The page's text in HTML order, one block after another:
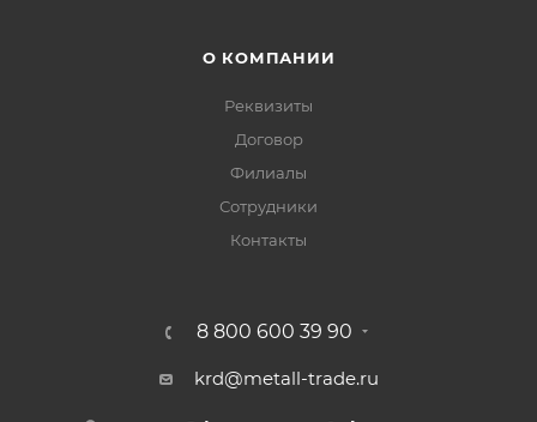
О КОМПАНИИ
Реквизиты
Договор
Филиалы
Сотрудники
Контакты
8 800 600 39 90
krd@metall-trade.ru